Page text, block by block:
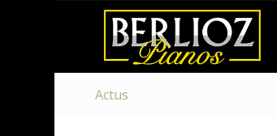
Actus